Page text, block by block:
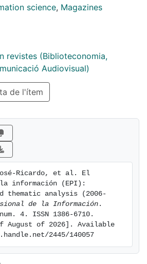
an open source (GPLv3)
tool developed to perform a
the main thematic areas that
of research, their composition,
during the period analyzed.
bibliométrico y temático de la
de la Información (EPI), entre
parte, se identifica y analiza la
según Web of Science Core
a la productividad de los
referencias, organizaciones, países
Por otra, se analiza la
utilizando SciMAT, software
abierto (bajo licencia GPLv3)
científicos en un marco
las áreas temáticas que han
durante el período de
relación y evolución.
science, Magazines
revistes (Biblioteconomia,
Audiovisual)
de l'ítem
José-Ricardo, et al. El
información (EPI):
thematic analysis (2006-
de la Información .
4. ISSN 1386-6710.
August of 2026]. Available
2445/140057